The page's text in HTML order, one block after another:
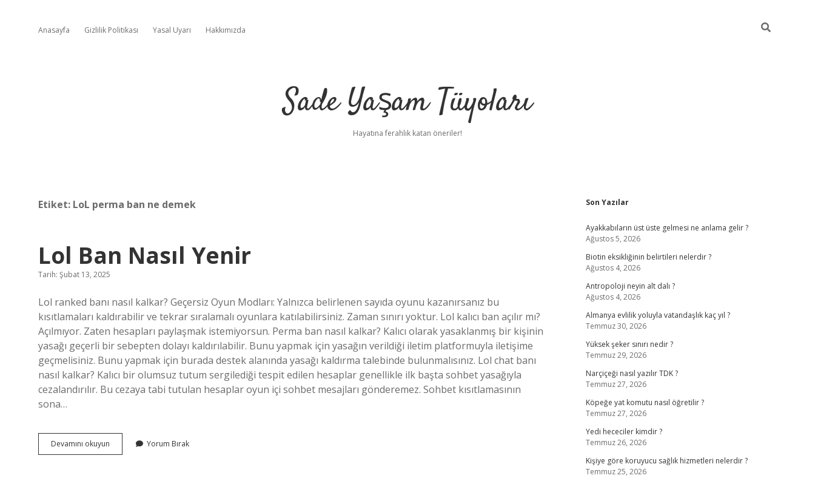
Anasayfa Gizlilik Politikası Yasal Uyarı Hakkımızda
Sade Yaşam Tüyoları
Hayatına ferahlık katan öneriler!
Etiket: LoL perma ban ne demek
Lol Ban Nasıl Yenir
Tarih: Şubat 13, 2025
Lol ranked banı nasıl kalkar? Geçersiz Oyun Modları: Yalnızca belirlenen sayıda oyunu kazanırsanız bu
kısıtlamaları kaldırabilir ve tekrar sıralamalı oyunlara katılabilirsiniz. Zaman sınırı yoktur. Lol kalıcı ban açılır mı?
Açılmıyor. Zaten hesapları paylaşmak istemiyorsun. Perma ban nasıl kalkar? Kalıcı olarak yasaklanmış bir kişinin
yasağı geçerli bir sebepten dolayı kaldırılabilir. Bunu yapmak için yasağın verildiği iletim platformuyla iletişime
geçmelisiniz. Bunu yapmak için burada destek alanında yasağı kaldırma talebinde bulunmalısınız. Lol chat banı
nasıl kalkar? Kalıcı bir olumsuz tutum sergilediği tespit edilen hesaplar genellikle ilk başta sohbet yasağıyla
cezalandırılır. Bu cezaya tabi tutulan hesaplar oyun içi sohbet mesajları gönderemez. Sohbet kısıtlamasının
sona…
Devamını okuyun
Ban
Yorum Bırak
Sidebar
Son Yazılar
Ayakkabıların üst üste gelmesi ne anlama gelir ?
Ağustos 5, 2026
Biotin eksikliğinin belirtileri nelerdir ?
Ağustos 4, 2026
Antropoloji neyin alt dalı ?
Ağustos 4, 2026
Almanya evlilik yoluyla vatandaşlık kaç yıl ?
Temmuz 30, 2026
Yüksek şeker sınırı nedir ?
Temmuz 29, 2026
Narçiçeği nasıl yazılır TDK ?
Temmuz 27, 2026
Köpeğe yat komutu nasıl öğretilir ?
Temmuz 27, 2026
Yedi hececiler kimdir ?
Temmuz 26, 2026
Kişiye göre koruyucu sağlık hizmetleri nelerdir ?
Temmuz 25, 2026